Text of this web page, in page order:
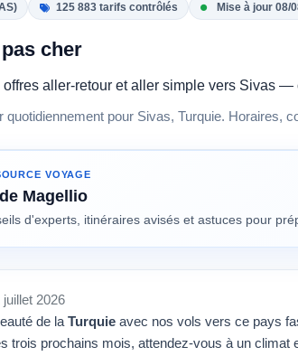
125 883 tarifs contrôlés Mise à jour 08/
cher
aller-retour et aller simple vers Sivas
quotidiennement pour Sivas, Turquie. Horaires,
VOYAGE
Magellio
d'experts, itinéraires avisés et astuces pour
2026
de la Turquie avec nos vols vers ce pays
trois prochains mois, attendez-vous à un